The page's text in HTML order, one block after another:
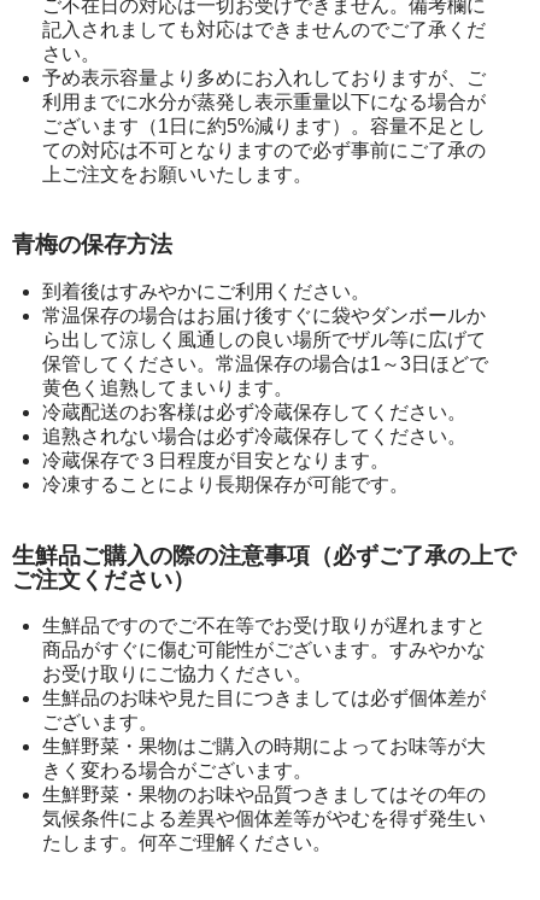
ご不在日の対応は一切お受けできません。備考欄に
記入されましても対応はできませんのでご了承くだ
さい。
予め表示容量より多めにお入れしておりますが、ご
利用までに水分が蒸発し表示重量以下になる場合が
ございます（1日に約5%減ります）。容量不足とし
ての対応は不可となりますので必ず事前にご了承の
上ご注文をお願いいたします。
青梅の保存方法
到着後はすみやかにご利用ください。
常温保存の場合はお届け後すぐに袋やダンボールか
ら出して涼しく風通しの良い場所でザル等に広げて
保管してください。常温保存の場合は1～3日ほどで
黄色く追熟してまいります。
冷蔵配送のお客様は必ず冷蔵保存してください。
追熟されない場合は必ず冷蔵保存してください。
冷蔵保存で３日程度が目安となります。
冷凍することにより長期保存が可能です。
生鮮品ご購入の際の注意事項（必ずご了承の上で
ご注文ください）
生鮮品ですのでご不在等でお受け取りが遅れますと
商品がすぐに傷む可能性がございます。すみやかな
お受け取りにご協力ください。
生鮮品のお味や見た目につきましては必ず個体差が
ございます。
生鮮野菜・果物はご購入の時期によってお味等が大
きく変わる場合がございます。
生鮮野菜・果物のお味や品質つきましてはその年の
気候条件による差異や個体差等がやむを得ず発生い
たします。何卒ご理解ください。